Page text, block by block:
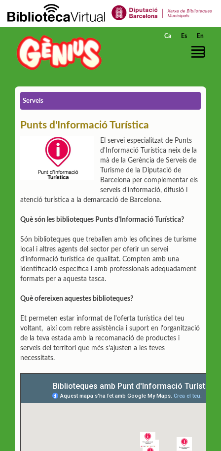
Salta al contingut principal
Ca Es En
Serveis
Punts d'Informació Turística
El servei especialitzat de Punts
d'Informació Turística neix de la
mà de la Gerència de Serveis de
Turisme de la Diputació de
Barcelona per complementar els
serveis d'informació, difusió i
atenció turística a la demarcació de Barcelona.
Què són les biblioteques Punts d'Informació Turística?
Són biblioteques que treballen amb les oficines de turisme
local i altres agents del sector per oferir un servei
d’informació turística de qualitat. Compten amb una
identificació específica i amb professionals adequadament
formats per a aquesta tasca.
Què ofereixen aquestes biblioteques?
Et permeten estar informat de l'oferta turística del teu
voltant, així com rebre assistència i suport en l'organització
de la teva estada amb la recomanació de productes i
serveis del territori que més s’ajusten a les teves
necessitats.